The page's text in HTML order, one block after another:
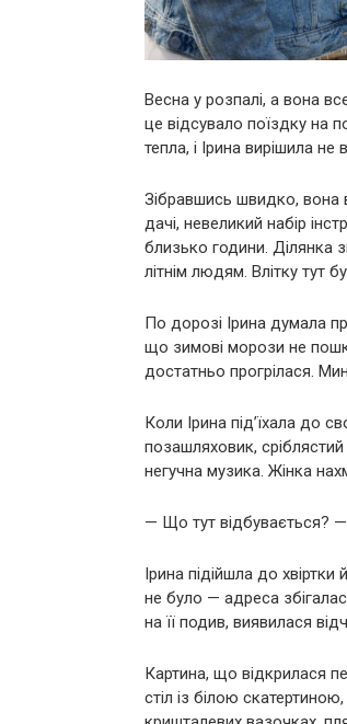
Весна у розпалі, а вона
це відсувало поїздку на
тепла, і Ірина вирішила не
Зібравшись швидко, вона
дачі, невеликий набір
близько години. Ділянка
літнім людям. Влітку тут
По дорозі Ірина думала
що зимові морози не
достатньо прогрілася.
Коли Ірина під’їхала до
позашляховик,
негучна музика. Жінка
— Що тут відбувається? —
Ірина підійшла до
не було — адреса
на її подив, виявилася
Картина, що відкрилася
стіл із білою